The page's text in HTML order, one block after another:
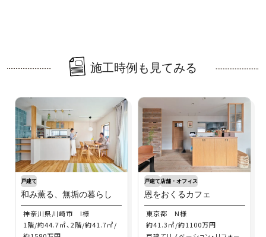
施工時例も見てみる
戸建て
和み薫る、無垢の暮らし
神奈川県川崎市 I様
1階/約44.7㎡、2階/約41.7㎡/
戸建て店舗・オフィス
恩をおくるカフェ
東京都 N様
約41.3㎡/約1100万円